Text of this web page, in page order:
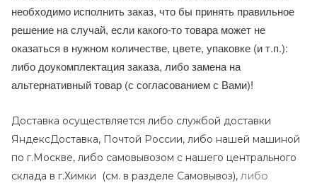
необходимо исполнить заказ, что бы принять правильное
решение на случай, если какого-то товара может не
оказаться в нужном количестве, цвете, упаковке (и т.п.):
либо доукомплектация заказа, либо замена на
альтернативный товар (с согласованием с Вами)!
Доставка осуществляется либо службой доставки
ЯндексДоставка, Почтой России, либо нашей машиной
по г.Москве, либо самовывозом с нашего центрального
склада в г.Химки (см. в разделе Самовывоз), либо